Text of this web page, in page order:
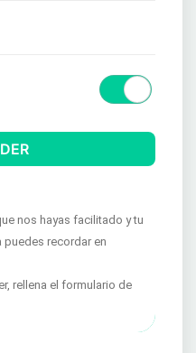
nos hayas facilitado y tu
puedes recordar en
rellena el formulario de